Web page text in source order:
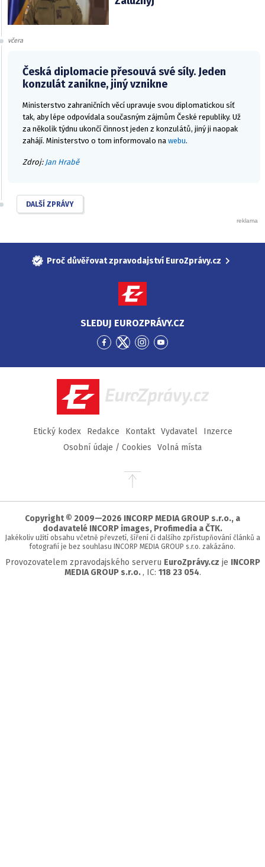
včera
Česká diplomacie přesouvá své síly. Jeden
konzulát zanikne, jiný vznikne
Ministerstvo zahraničních věcí upravuje svou diplomatickou síť
tak, aby lépe odpovídala současným zájmům České republiky. Už
za několik týdnu ukončí činnost jeden z konzulátů, jiný ji naopak
zahájí. Ministerstvo o tom informovalo na webu.
Zdroj: Jan Hrabě
DALŠÍ ZPRÁVY
Proč důvěřovat zpravodajství EuroZprávy.cz
SLEDUJ EUROZPRÁVY.CZ
Přejít
Facebook
Přejít
Twitter
Přejít
Instagram
Přejít
YouTube
EuroZprávy.cz
Etický kodex Redakce Kontakt Vydavatel
Inzerce
Osobní údaje / Cookies
Volná místa
Přejít
stránky
Copyright © 2009—2026 INCORP MEDIA GROUP s.r.o., a
dodavatelé INCORP images, Profimedia a ČTK.
Jakékoliv užití obsahu včetně převzetí, šíření či dalšího zpřístupňování článků a
fotografií je bez souhlasu INCORP MEDIA GROUP s.r.o. zakázáno.
Provozovatelem zpravodajského serveru EuroZprávy.cz je INCORP
MEDIA GROUP s.r.o., IC: 118 23 054.